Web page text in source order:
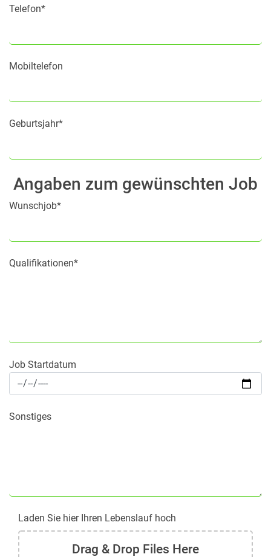
Telefon*
Mobiltelefon
Geburtsjahr*
Angaben zum gewünschten Job
Wunschjob*
Qualifikationen*
Job Startdatum
Sonstiges
Laden Sie hier Ihren Lebenslauf hoch
Drag & Drop Files Here